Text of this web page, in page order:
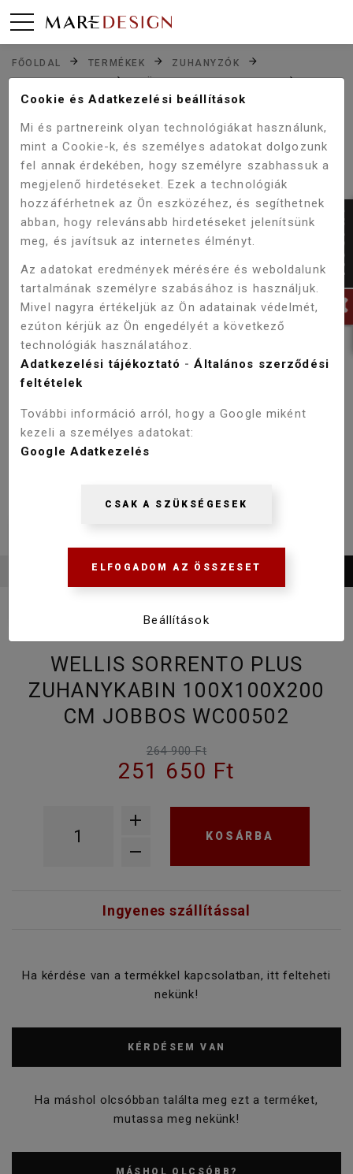
FŐOLDAL TERMÉKEK
ZUHANYZÓK
ZUHANYKABINOK
SZÖGLETES ZUHANYKABIN
WELLIS SORRENTO PLUS ZUHANYKABIN 100X100X200
Akció! -5%
WELLIS SORRENTO PLUS
ZUHANYKABIN 100X100X200
CM JOBBOS WC00502
264 900 Ft
251 650 Ft
KOSÁRBA
Ingyenes szállítással
Ha kérdése van a termékkel kapcsolatban, itt felteheti
nekünk!
KÉRDÉSEM VAN
Ha máshol olcsóbban találta meg ezt a terméket,
mutassa meg nekünk!
MÁSHOL OLCSÓBB?
Cookie és Adatkezelési beállítások
Mi és partnereink olyan technológiákat használunk,
mint a Cookie-k, és személyes adatokat dolgozunk
fel annak érdekében, hogy személyre szabhassuk a
megjelenő hirdetéseket. Ezek a technológiák
hozzáférhetnek az Ön eszközéhez, és segíthetnek
abban, hogy relevánsabb hirdetéseket jelenítsünk
meg, és javítsuk az internetes élményt.
Az adatokat eredmények mérésére és weboldalunk
tartalmának személyre szabásához is használjuk.
Mivel nagyra értékeljük az Ön adatainak védelmét,
ezúton kérjük az Ön engedélyét a következő
technológiák használatához.
Adatkezelési tájékoztató -Általános szerződési
feltételek
További információ arról, hogy a Google miként
kezeli a személyes adatokat:
Google Adatkezelés
CSAK A SZÜKSÉGESEK
ELFOGADOM AZ ÖSSZESET
Beállítások